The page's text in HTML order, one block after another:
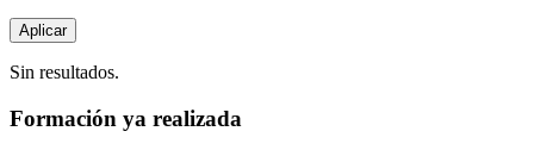
Sin resultados.
Formación ya realizada